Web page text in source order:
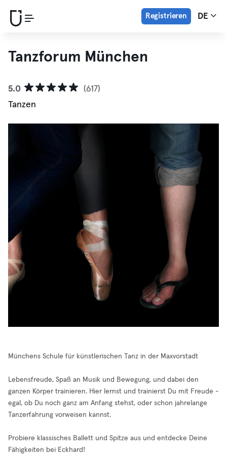
Registrieren DE
Tanzforum München
5.0
(617)
Tanzen
Münchens Schule für künstlerischen Tanz in der Maxvorstadt
Lebensfreude, Spaß an Musik und Bewegung, und dabei den
ganzen Körper trainieren. Hier lernst und trainierst Du mit Freude -
egal, ob Du noch ganz am Anfang stehst, oder schon jahrelange
Tanzerfahrung vorweisen kannst.
Probiere klassisches Ballett und Spitze aus und entdecke Deine
Fähigkeiten bei Eckhard!